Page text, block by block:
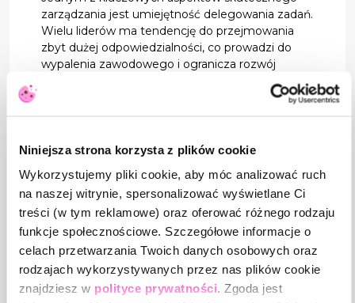
Niniejsza strona korzysta z plików cookie
Wykorzystujemy pliki cookie, aby móc analizować ruch
na naszej witrynie, spersonalizować wyświetlane Ci
treści (w tym reklamowe) oraz oferować różnego rodzaju
funkcje społecznościowe. Szczegółowe informacje o
celach przetwarzania Twoich danych osobowych oraz
rodzajach wykorzystywanych przez nas plików cookie
znajdziesz w polityce prywatności. Zgoda jest
zarządzania jest umiejętność delegowania zadań.
Wielu liderów ma tendencję do przejmowania
zbyt dużej odpowiedzialności, co prowadzi do
wypalenia zawodowego i ogranicza rozwój
odpowiedzialne zadania, dostosowane do
ich kompetencji.
Opracowywać jasne oczekiwania i termin
realizacji zadań.
Dawać przestrzeń na kreatywność i własne
podejście pracowników do realizacji
powierzonych im projektów.
7. Podkreślanie osiągnięć i dawanie